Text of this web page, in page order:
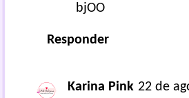
bjOO
Responder
Karina Pink 22 de